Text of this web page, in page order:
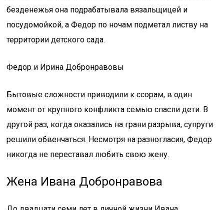
безденежья она подрабатывала вязальщицей и
посудомойкой, а Федор по ночам подметал листву на
территории детского сада.
Федор и Ирина Добронравовы
Бытовые сложности приводили к ссорам, в один
момент от крупного конфликта семью спасли дети. В
другой раз, когда оказались на грани разрыва, супруги
решили обвенчаться. Несмотря на разногласия, Федор
никогда не переставал любить свою жену.
Жена Ивана Добронравова